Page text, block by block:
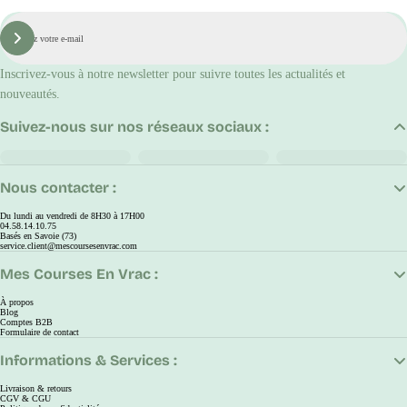
E-
mail
S'inscrire
Inscrivez-vous à notre newsletter pour suivre toutes les actualités et
nouveautés.
Nous contacter :
Du lundi au vendredi de 8H30 à 17H00
04.58.14.10.75
Basés en Savoie (73)
service.client@mescoursesenvrac.com
Mes Courses En Vrac :
À propos
Blog
Comptes B2B
Formulaire de contact
Informations & Services :
Livraison & retours
CGV & CGU
Suivez-nous sur nos réseaux sociaux :